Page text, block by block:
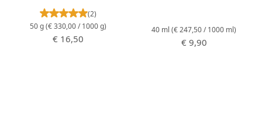
Durchschnittliche Bewertung von 5 von 5
(2)
50 g(€ 330,00 / 1000 g)
Regulärer Preis:
€ 16,50
40 ml (€ 247,50 / 1000 ml)
Regulärer Preis:
€ 9,90